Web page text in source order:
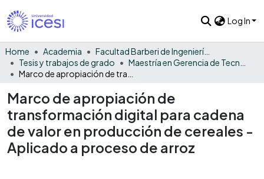
Log In
Home Academia
Facultad Barberi de Ingeniería, Diseño y Ciencias Aplicadas
Tesis y trabajos de grado
Marco de apropiación de
transformación digital para cadena
de valor en producción de cereales -
Aplicado a proceso de arroz